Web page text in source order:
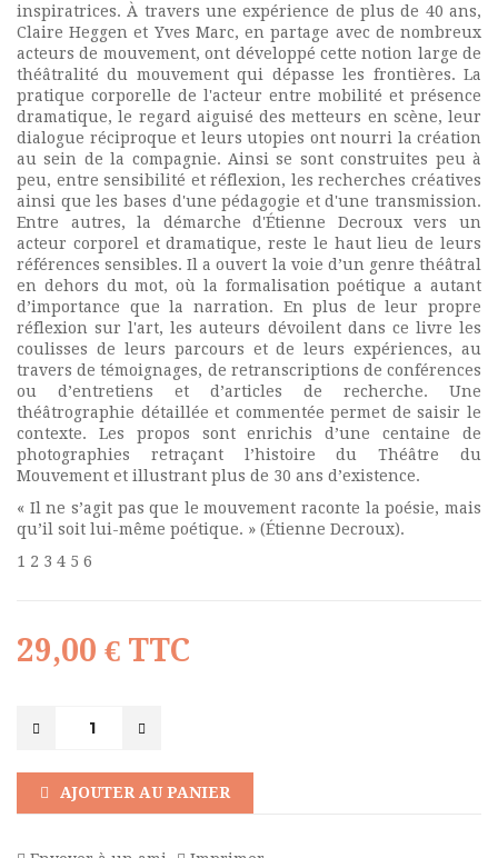
inspiratrices. À travers une expérience de plus de 40 ans,
Claire Heggen et Yves Marc, en partage avec de nombreux
acteurs de mouvement, ont développé cette notion large de
théâtralité du mouvement qui dépasse les frontières. La
pratique corporelle de l'acteur entre mobilité et présence
dramatique, le regard aiguisé des metteurs en scène, leur
dialogue réciproque et leurs utopies ont nourri la création
au sein de la compagnie. Ainsi se sont construites peu à
peu, entre sensibilité et réflexion, les recherches créatives
ainsi que les bases d'une pédagogie et d'une transmission.
Entre autres, la démarche d'Étienne Decroux vers un
acteur corporel et dramatique, reste le haut lieu de leurs
références sensibles. Il a ouvert la voie d’un genre théâtral
en dehors du mot, où la formalisation poétique a autant
d’importance que la narration. En plus de leur propre
réflexion sur l'art, les auteurs dévoilent dans ce livre les
coulisses de leurs parcours et de leurs expériences, au
travers de témoignages, de retranscriptions de conférences
ou d’entretiens et d’articles de recherche. Une
théâtrographie détaillée et commentée permet de saisir le
contexte. Les propos sont enrichis d’une centaine de
photographies retraçant l’histoire du Théâtre du
Mouvement et illustrant plus de 30 ans d’existence.
« Il ne s’agit pas que le mouvement raconte la poésie, mais
qu’il soit lui-même poétique. » (Étienne Decroux).
1 2 3 4 5 6
29,00 € TTC
AJOUTER AU PANIER